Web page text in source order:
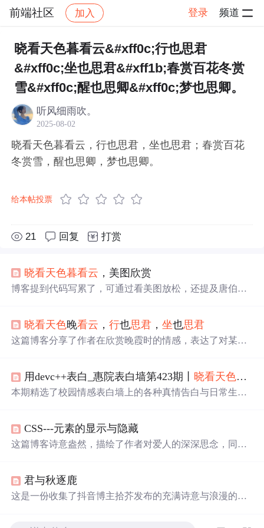
前端社区 加入 登录 频道
社区 前端社区 感慨 帖子详情
晓看天色暮看云&#xff0c;行也思君
&#xff0c;坐也思君&#xff1b;春赏百花冬赏
雪&#xff0c;醒也思卿&#xff0c;梦也思卿。
听风细雨吹。
2025-08-02
晓看天色暮看云，行也思君，坐也思君；春赏百花
冬赏雪，醒也思卿，梦也思卿。
给本帖投票
21 回复 打赏
晓看天色暮看云 ，美图欣赏
博客提到代码写累了，可通过看美图放松，还提及唐伯虎
晓看天色晚看云 ，行也思君 ，坐也思君
这篇博客分享了作者在欣赏晚霞时的情感，表达了对某人
的口吻鼓励大家，期待明天的美好。
用devc++表白_惠院表白墙第423期丨 晓看天色暮
本期精选了校园情感表白墙上的各种真情告白与日常生活
CSS---元素的显示与隐藏
这篇博客诗意盎然，描绘了作者对爱人的深深思念，同时
君与秋逐鹿
这是一份收集了抖音博主拾芥发布的充满诗意与浪漫的文